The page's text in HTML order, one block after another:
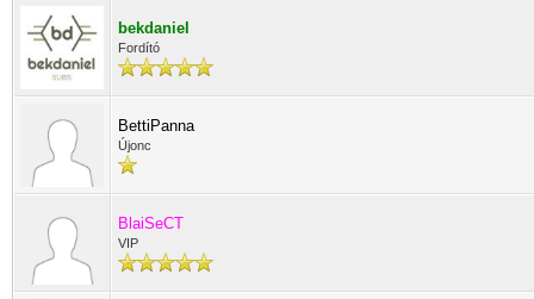
bekdaniel
Fordító
BettiPanna
Újonc
BlaiSeCT
VIP